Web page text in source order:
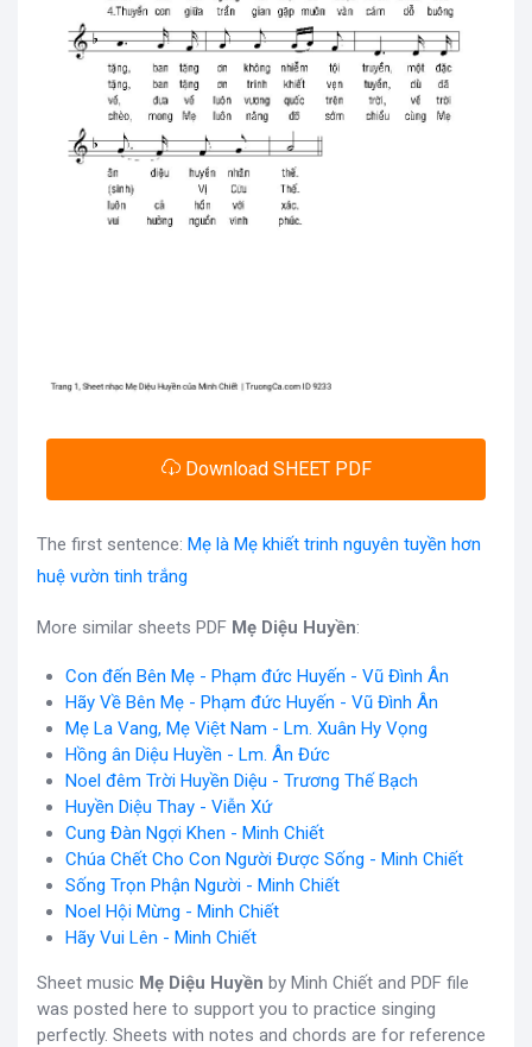
Download SHEET PDF
The first sentence: Mẹ là Mẹ khiết trinh nguyên tuyền hơn
huệ vườn tinh trắng
More similar sheets PDF Mẹ Diệu Huyền:
Con đến Bên Mẹ - Phạm đức Huyến - Vũ Đình Ân
Hãy Về Bên Mẹ - Phạm đức Huyến - Vũ Đình Ân
Mẹ La Vang, Mẹ Việt Nam - Lm. Xuân Hy Vọng
Hồng ân Diệu Huyền - Lm. Ân Đức
Noel đêm Trời Huyền Diệu - Trương Thế Bạch
Huyền Diệu Thay - Viễn Xứ
Cung Đàn Ngợi Khen - Minh Chiết
Chúa Chết Cho Con Người Được Sống - Minh Chiết
Sống Trọn Phận Người - Minh Chiết
Noel Hội Mừng - Minh Chiết
Hãy Vui Lên - Minh Chiết
Sheet music Mẹ Diệu Huyền by Minh Chiết and PDF file
was posted here to support you to practice singing
perfectly. Sheets with notes and chords are for reference